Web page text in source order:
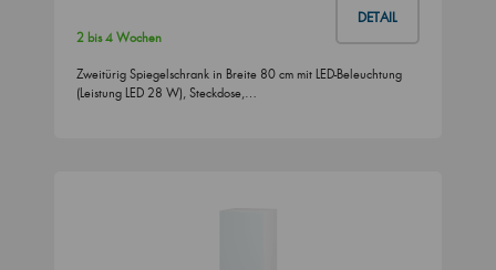
DETAIL
2 bis 4 Wochen
Zweitürig Spiegelschrank in Breite 80 cm mit LED-Beleuchtung
(Leistung LED 28 W), Steckdose,…